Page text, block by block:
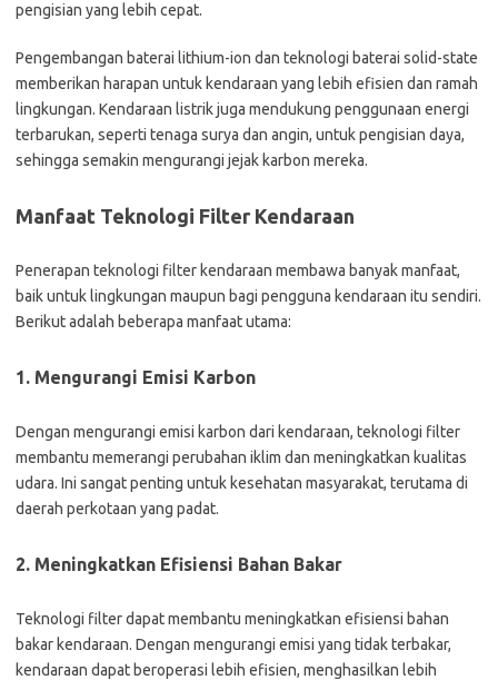
pengisian yang lebih cepat.
Pengembangan baterai lithium-ion dan teknologi baterai solid-state
memberikan harapan untuk kendaraan yang lebih efisien dan ramah
lingkungan. Kendaraan listrik juga mendukung penggunaan energi
terbarukan, seperti tenaga surya dan angin, untuk pengisian daya,
sehingga semakin mengurangi jejak karbon mereka.
Manfaat Teknologi Filter Kendaraan
Penerapan teknologi filter kendaraan membawa banyak manfaat,
baik untuk lingkungan maupun bagi pengguna kendaraan itu sendiri.
Berikut adalah beberapa manfaat utama:
1. Mengurangi Emisi Karbon
Dengan mengurangi emisi karbon dari kendaraan, teknologi filter
membantu memerangi perubahan iklim dan meningkatkan kualitas
udara. Ini sangat penting untuk kesehatan masyarakat, terutama di
daerah perkotaan yang padat.
2. Meningkatkan Efisiensi Bahan Bakar
Teknologi filter dapat membantu meningkatkan efisiensi bahan
bakar kendaraan. Dengan mengurangi emisi yang tidak terbakar,
kendaraan dapat beroperasi lebih efisien, menghasilkan lebih